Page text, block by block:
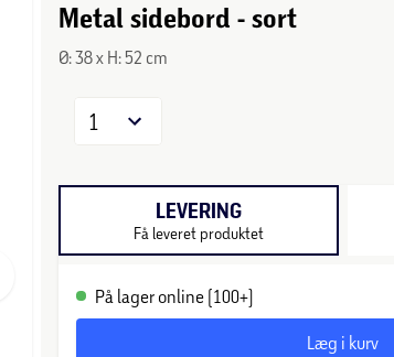
Metal sidebord - sort
Ø: 38 x H: 52 cm
1
LEVERING
Få leveret produktet
På lager online (100+)
Læg i kurv